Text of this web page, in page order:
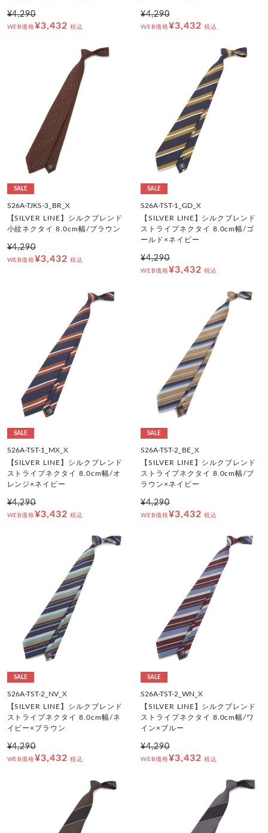
¥4,290
WEB価格¥3,432 税込
¥4,290
WEB価格¥3,432 税込
SALE
S26A-TJKS-3_BR_X
【SILVER LINE】シルクブレンド
小紋ネクタイ 8.0cm幅/ブラウン
¥4,290
WEB価格¥3,432 税込
SALE
S26A-TST-1_GD_X
【SILVER LINE】シルクブレンド
ストライプネクタイ 8.0cm幅/ゴ
ールド×ネイビー
¥4,290
WEB価格¥3,432 税込
SALE
S26A-TST-1_MX_X
【SILVER LINE】シルクブレンド
ストライプネクタイ 8.0cm幅/オ
レンジ×ネイビー
¥4,290
WEB価格¥3,432 税込
SALE
S26A-TST-2_BE_X
【SILVER LINE】シルクブレンド
ストライプネクタイ 8.0cm幅/ブ
ラウン×ネイビー
¥4,290
WEB価格¥3,432 税込
SALE
S26A-TST-2_NV_X
【SILVER LINE】シルクブレンド
ストライプネクタイ 8.0cm幅/ネ
イビー×ブラウン
¥4,290
WEB価格¥3,432 税込
SALE
S26A-TST-2_WN_X
【SILVER LINE】シルクブレンド
ストライプネクタイ 8.0cm幅/ワ
イン×ブルー
¥4,290
WEB価格¥3,432 税込